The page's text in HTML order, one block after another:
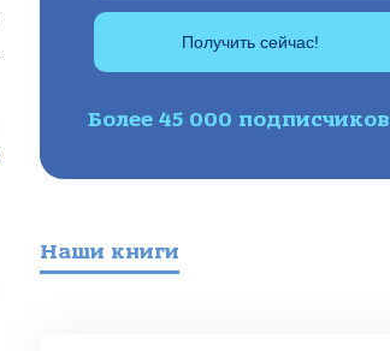
Получить сейчас!
Более 45 000 подписчиков
Наши книги